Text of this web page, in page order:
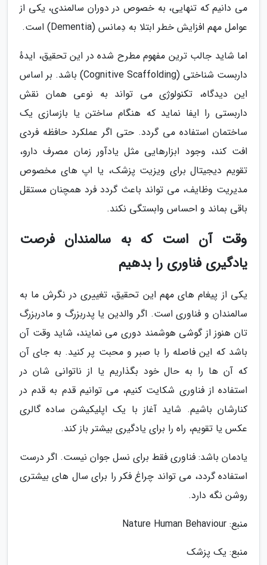
می دانیم که تنهایی، به خصوص در دوران سالمندی، یکی از
عوامل مهم افزایش خطر ابتلا به دِمانس (Dementia) است.
اما شاید جالب ترین مفهوم مطرح شده در این تحقیق، ایدهٔ
داربست شناختی (Cognitive Scaffolding) باشد. بر اساس
این دیدگاه، تکنولوژی می تواند به نوعی همان نقش
داربستی را ایفا نماید که هنگام ساختن یا بازسازی یک
ساختمان استفاده می گردد. حتی اگر عملکرد حافظه فردی
افت کند، وجود ابزارهایی مثل یادآور زمان مصرف دارو،
تقویم دیجیتال برای ویزیت پزشک، یا اپ های مخصوص
مدیریت وظایف، می تواند باعث گردد فرد همچنان مستقل
باقی بماند و احساس وابستگی نکند.
وقت آن است که به سالمندان فرصت
یادگیری فناوری را بدهیم
یکی از پیغام های مهم این تحقیق، تغییری در نگرش ما به
سالمندان و فناوری است. اگر والدین یا پدربزرگ و مادربزرگ
تان هنوز از گوشی هوشمند دوری می نمایند، شاید وقت آن
باشد که این فاصله را با صبر و محبت پر کنید. به جای آن
که آن ها را به حال خود بگذاریم یا از ناتوانی شان در
استفاده از فناوری شکایت کنیم، می توانیم قدم به قدم در
کنارشان باشیم. شاید آغاز با یک اپلیکیشن ساده گالری
عکس یا تقویم، راه را برای یادگیری بیشتر باز کند.
یادمان باشد: فناوری فقط برای نسل جوان نیست. اگر درست
استفاده گردد، می تواند چراغ فکر را برای سال های بیشتری
روشن نگه دارد.
منبع: Nature Human Behaviour
منبع: یک پزشک